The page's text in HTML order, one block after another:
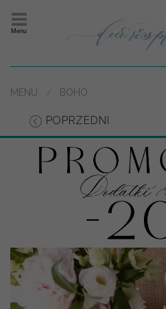
Menu
MENU BOHO
POPRZEDNI